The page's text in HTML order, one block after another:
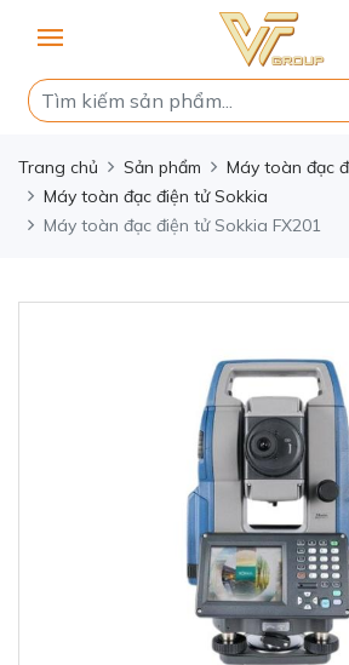
Trang chủ Sản phẩm
Máy toàn đạc
Máy toàn đạc điện tử Sokkia
Máy toàn đạc điện tử Sokkia FX201